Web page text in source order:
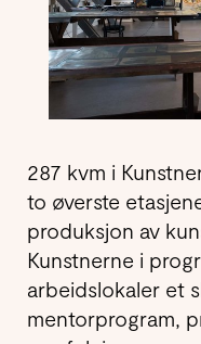
287 kvm i
to øverste
produksjon av
Kunstnerne i
arbeidslokaler et
mentorprogram,